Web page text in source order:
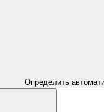
Определить